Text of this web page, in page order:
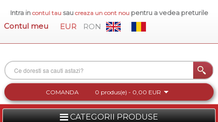
Intra in contul tausau creaza un cont nou pentru a vedea preturile
Contul meu EUR RON
COMANDA 0 produs(e) - 0,00 EUR
CATEGORII PRODUSE